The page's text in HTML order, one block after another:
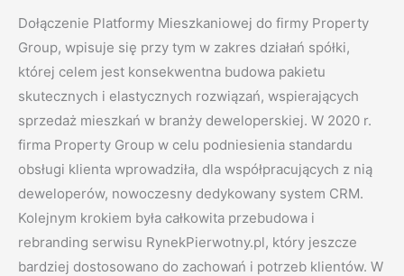
Dołączenie Platformy Mieszkaniowej do firmy Property
Group, wpisuje się przy tym w zakres działań spółki,
której celem jest konsekwentna budowa pakietu
skutecznych i elastycznych rozwiązań, wspierających
sprzedaż mieszkań w branży deweloperskiej. W 2020 r.
firma Property Group w celu podniesienia standardu
obsługi klienta wprowadziła, dla współpracujących z nią
deweloperów, nowoczesny dedykowany system CRM.
Kolejnym krokiem była całkowita przebudowa i
rebranding serwisu RynekPierwotny.pl, który jeszcze
bardziej dostosowano do zachowań i potrzeb klientów. W